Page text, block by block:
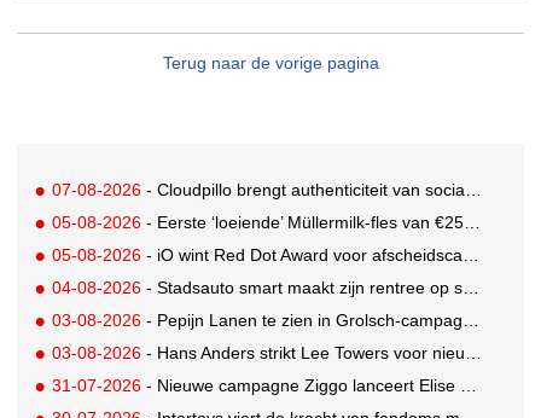
Terug naar de vorige pagina
07-08-2026 - Cloudpillo brengt authenticiteit van social naar tv
05-08-2026 - Eerste ‘loeiende’ Müllermilk-fles van €25.000,- gevonden
05-08-2026 - iO wint Red Dot Award voor afscheidscampagne Peter Houtman bij Feyenoord
04-08-2026 - Stadsauto smart maakt zijn rentree op straat met een wereldwijde muurschilderingcampagne
03-08-2026 - Pepijn Lanen te zien in Grolsch-campagne voor nieuwe Grolsch CAL
03-08-2026 - Hans Anders strikt Lee Towers voor nieuwe campagne
31-07-2026 - Nieuwe campagne Ziggo lanceert Elise Schaap als expert over de Nederlandse voetbalbeleving